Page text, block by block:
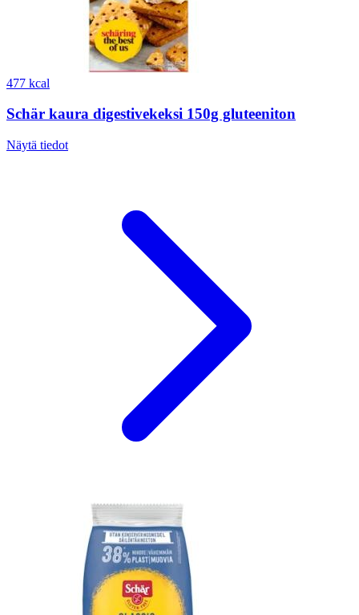
477 kcal
Schär kaura digestivekeksi 150g gluteeniton
Näytä tiedot